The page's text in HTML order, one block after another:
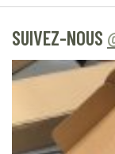
SUIVEZ-NOUS